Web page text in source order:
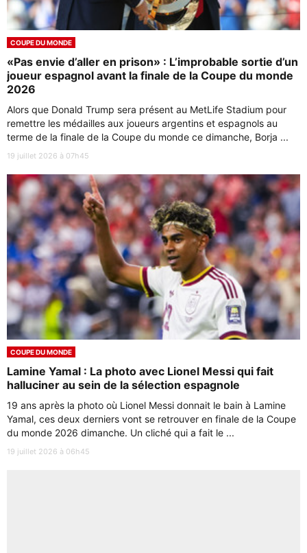
COUPE DU MONDE
«Pas envie d’aller en prison» : L’improbable sortie d’un
joueur espagnol avant la finale de la Coupe du monde
2026
Alors que Donald Trump sera présent au MetLife Stadium pour
remettre les médailles aux joueurs argentins et espagnols au
terme de la finale de la Coupe du monde ce dimanche, Borja ...
19 juillet 2026 à 07h45
COUPE DU MONDE
Lamine Yamal : La photo avec Lionel Messi qui fait
halluciner au sein de la sélection espagnole
19 ans après la photo où Lionel Messi donnait le bain à Lamine
Yamal, ces deux derniers vont se retrouver en finale de la Coupe
du monde 2026 dimanche. Un cliché qui a fait le ...
19 juillet 2026 à 06h45